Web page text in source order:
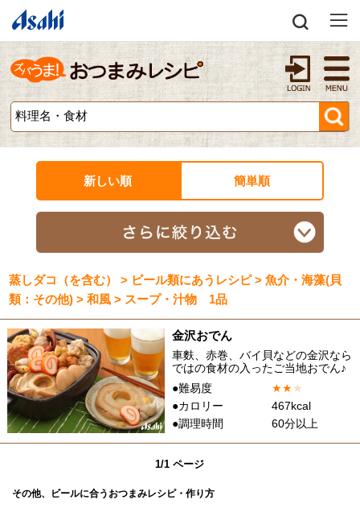
新しい順 簡単順
蒸しダコ（を含む） > ビール類にあうレシピ > 魚介・海藻(貝
類：その他) > 和風 > スープ・汁物 1品
金沢おでん
車麩、赤巻、バイ貝などの金沢なら
ではの食材の入ったご当地おでん♪
●難易度
★★★
●カロリー
467kcal
●調理時間
60分以上
1/1 ページ
その他、ビールに合うおつまみレシピ・作り方